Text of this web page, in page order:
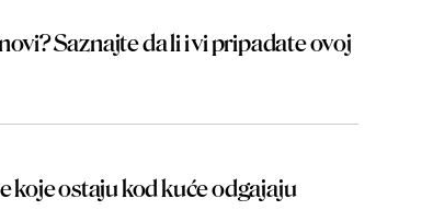
Saznajte da li i vi pripadate ovoj
koje ostaju kod kuće odgajaju